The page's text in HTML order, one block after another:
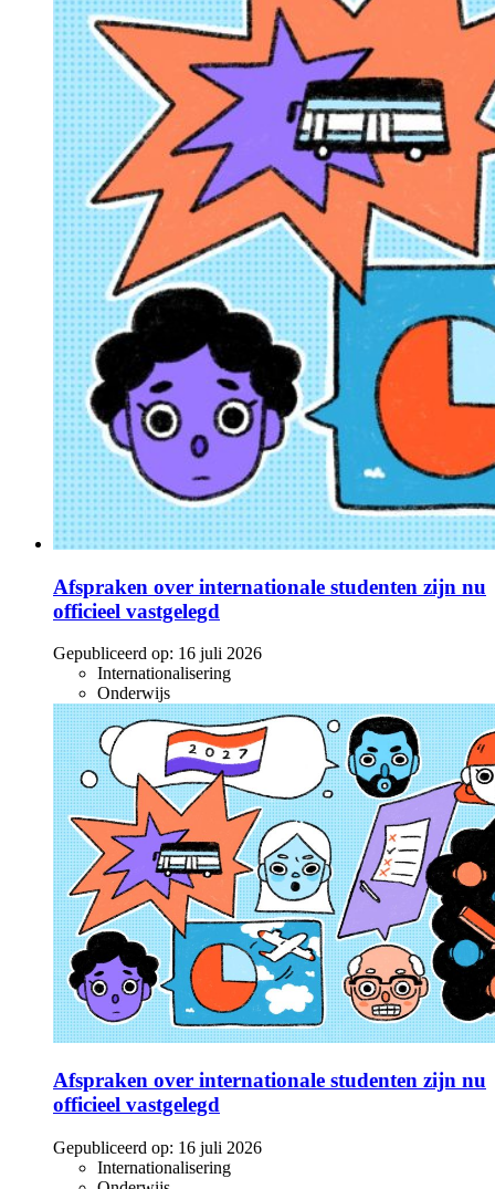
Afspraken over internationale studenten zijn nu
officieel vastgelegd
Gepubliceerd op: 16 juli 2026
Internationalisering
Onderwijs
Afspraken over internationale studenten zijn nu
officieel vastgelegd
Gepubliceerd op: 16 juli 2026
Internationalisering